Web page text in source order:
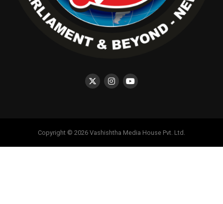
Copyright © 2026 Vashishtha Media House Pvt. Ltd.